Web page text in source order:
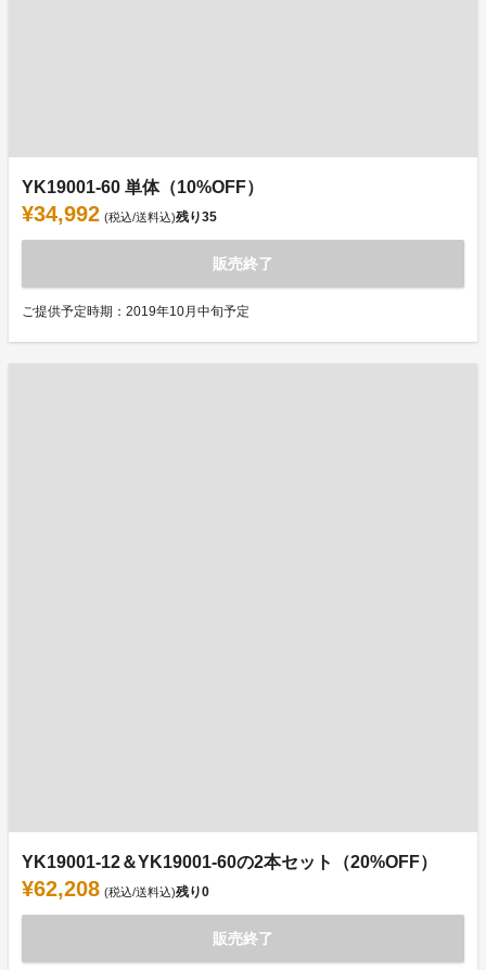
YK19001-60 単体（10%OFF）
¥34,992 (税込/送料込)残り35
販売終了
ご提供予定時期：2019年10月中旬予定
YK19001-12＆YK19001-60の2本セット（20%OFF）
¥62,208 (税込/送料込)残り0
販売終了